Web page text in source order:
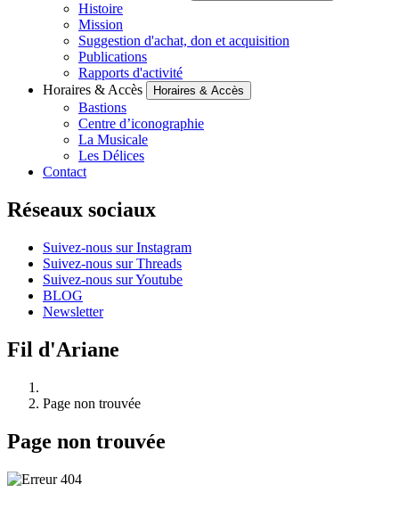
Histoire
Mission
Suggestion d'achat, don et acquisition
Publications
Rapports d'activité
Horaires & Accès
Horaires & Accès
Bastions
Centre d’iconographie
La Musicale
Les Délices
Contact
Réseaux sociaux
Suivez-nous sur Instagram
Suivez-nous sur Threads
Suivez-nous sur Youtube
BLOG
Newsletter
Fil d'Ariane
Page non trouvée
Page non trouvée